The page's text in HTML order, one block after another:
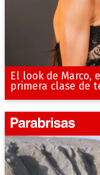
El look de Marco,
primera clase de